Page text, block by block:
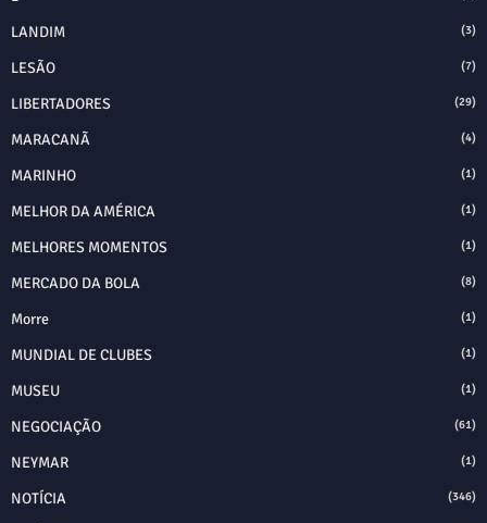
LANDIM (3)
LESÃO (7)
LIBERTADORES (29)
MARACANÃ (4)
MARINHO (1)
MELHOR DA AMÉRICA (1)
MELHORES MOMENTOS (1)
MERCADO DA BOLA (8)
Morre (1)
MUNDIAL DE CLUBES (1)
MUSEU (1)
NEGOCIAÇÃO (61)
NEYMAR (1)
NOTÍCIA (346)